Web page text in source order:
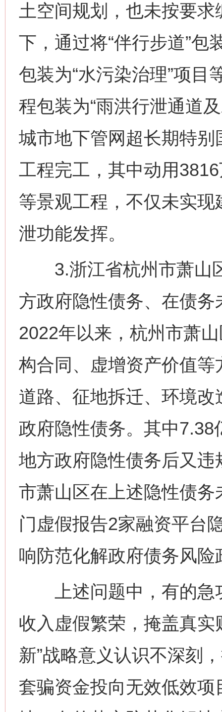
土空间规划，也未按要
下，通过将“伴行步道”包
包装为“水污染治理”项目
程包装为“雨洪行泄通道
城市地下管网超长期特
工程完工，其中动用
等景观工程，不仅未实
泄功能发挥。
3.浙江省杭州市萧山
方政府隐性债务、在债
2022年以来，杭州市萧
构合同、虚增资产价值
道路、征地拆迁、环境
政府隐性债务。其中
地方政府隐性债务后又
市萧山区在上述隐性债
门虚假报告2家融资平台
响防范化解政府债务风险
上述问题中，有的急
收入虚假繁荣，掩盖真实
新”战略意义认识不深刻
套骗资金投向无效低效